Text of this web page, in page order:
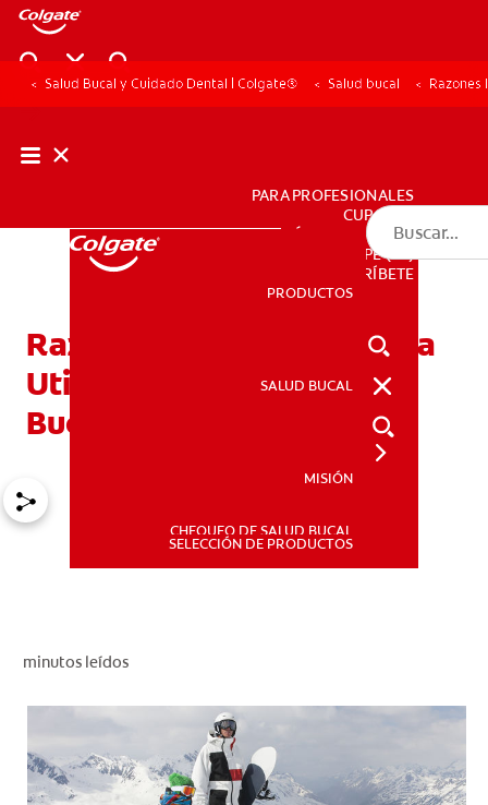
PRODUCTOS
CUPONES
PARA PROFESIONALES
CUPONES
DÓNDE COMPRAR
PE (ES)
SUSCRÍBETE
PRODUCTOS
SALUD BUCAL
MISIÓN
CHEQUEO DE SALUD BUCAL
SELECCIÓN DE PRODUCTOS
Salud Bucal y Cuidado Dental | Colgate® Salud bucal
Razones Importantes Para
Utilizar Los Protectores
Bucales
minutos leídos